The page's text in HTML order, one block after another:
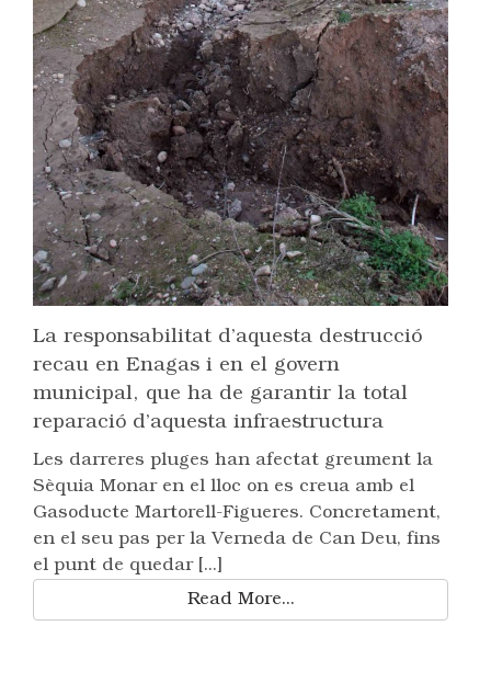
La responsabilitat d’aquesta destrucció
recau en Enagas i en el govern
municipal, que ha de garantir la total
reparació d’aquesta infraestructura
Les darreres pluges han afectat greument la
Sèquia Monar en el lloc on es creua amb el
Gasoducte Martorell-Figueres. Concretament,
en el seu pas per la Verneda de Can Deu, fins
el punt de quedar [...]
Read More...